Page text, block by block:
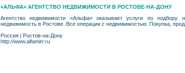
«АЛЬФА» АГЕНТСТВО НЕДВИЖИМОСТИ В РОСТОВЕ-НА-ДОНУ
Агентство недвижимости «Альфа» оказывает услуги по
недвижимость в Ростове. Все операции с недвижимостью. Покупка,
Россия | Ростов-на-Дону
http://www.alfamirr.ru